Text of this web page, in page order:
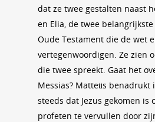
dat ze twee gestalten naast
en Elia, de twee
Oude Testament die de wet
vertegenwoordigen. Ze zien
die twee spreekt. Gaat het
Messias? Matteüs benadrukt
steeds dat Jezus gekomen is
profeten te vervullen door